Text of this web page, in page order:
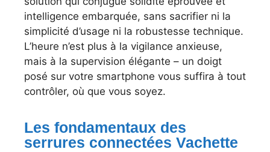
intelligence embarquée, sans sacrifier ni la
simplicité d’usage ni la robustesse technique.
L’heure n’est plus à la vigilance anxieuse,
mais à la supervision élégante – un doigt
posé sur votre smartphone vous suffira à tout
contrôler, où que vous soyez.
Les fondamentaux des
serrures connectées Vachette